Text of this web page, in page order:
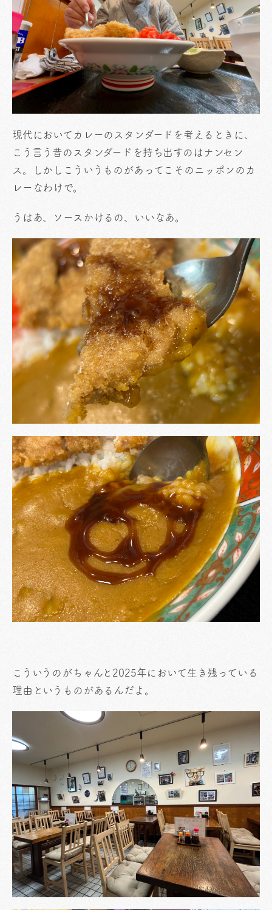
現代においてカレーのスタンダードを考えるときに、
こう言う昔のスタンダードを持ち出すのはナンセン
ス。しかしこういうものがあってこそのニッポンのカ
レーなわけで。
うはあ、ソースかけるの、いいなあ。
こういうのがちゃんと2025年において生き残っている
理由というものがあるんだよ。